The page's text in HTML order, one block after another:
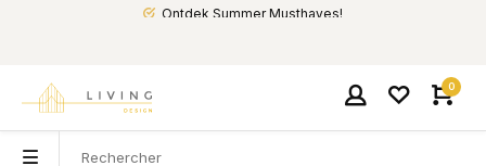
Ontdek Summer Musthaves!
0